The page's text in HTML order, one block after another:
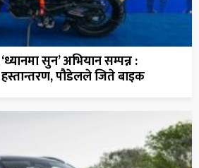
सुन’ अभियान सम्पन्न :
पौडेलले जिते बाइक